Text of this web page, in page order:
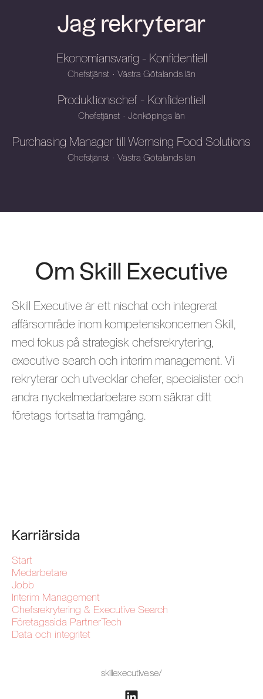
Jag rekryterar
Ekonomiansvarig - Konfidentiell
Chefstjänst · Västra Götalands län
Produktionschef - Konfidentiell
Chefstjänst · Jönköpings län
Purchasing Manager till Wernsing Food Solutions
Chefstjänst · Västra Götalands län
Om Skill Executive
Skill Executive är ett nischat och integrerat
affärsområde inom kompetenskoncernen Skill,
med fokus på strategisk chefsrekrytering,
executive search och interim management. Vi
rekryterar och utvecklar chefer, specialister och
andra nyckelmedarbetare som säkrar ditt
företags fortsatta framgång.
Karriärsida
Start
Medarbetare
Jobb
Interim Management
Chefsrekrytering & Executive Search
Företagssida PartnerTech
Data och integritet
skillexecutive.se/